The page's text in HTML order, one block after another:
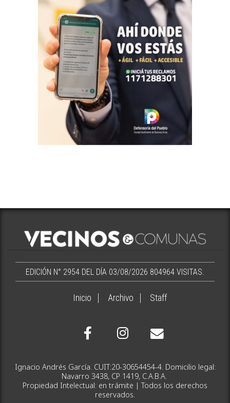
EDICIÓN N° 2954 DEL DÍA 03/08/2026 804964 VISITAS.
Inicio Archivo Staff
Ignacio Andrés García. CUIT:20-30654454-4. Domicilio legal:
Navarro 3438, CP 1419, C.A.B.A.
Propiedad Intelectual: en trámite | Todos los derechos
reservados.